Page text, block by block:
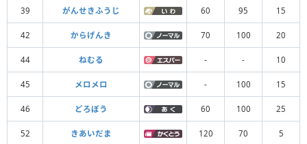
39 がんせきふうじ 60 95 15
42 からげんき 70 100 20
44 ねむる - - 10
45 メロメロ - 100 15
46 どろぼう 60 100 25
52 きあいだま 120 70 5